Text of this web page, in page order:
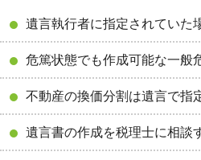
遺言執行者に指定されていた
危篤状態でも作成可能な一般
不動産の換価分割は遺言で指
遺言書の作成を税理士に相談